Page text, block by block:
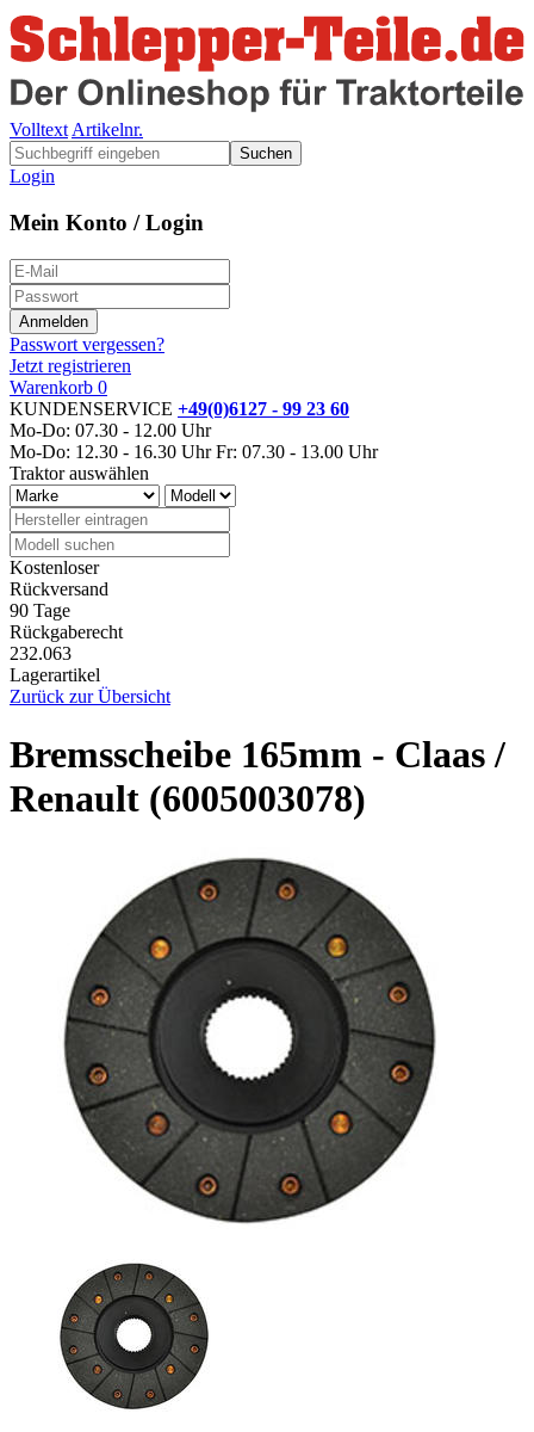
Volltext Artikelnr.
Suchen
Login
Mein Konto / Login
Passwort vergessen?
Jetzt registrieren
Warenkorb 0
KUNDENSERVICE +49(0)6127 - 99 23 60
Mo-Do: 07.30 - 12.00 Uhr
Mo-Do: 12.30 - 16.30 Uhr Fr: 07.30 - 13.00 Uhr
Traktor auswählen
Kostenloser
Rückversand
90 Tage
Rückgaberecht
232.063
Lagerartikel
Zurück zur Übersicht
Bremsscheibe 165mm - Claas /
Renault (6005003078)